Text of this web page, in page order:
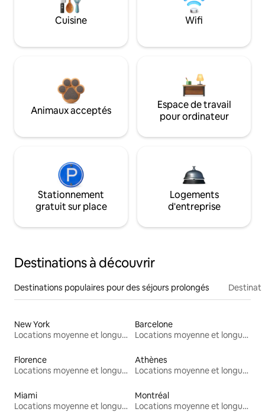
Cuisine Wifi
Animaux acceptés
Espace de travail
pour ordinateur
Stationnement
gratuit sur place
Logements
d'entreprise
Destinations à découvrir
Destinations populaires pour des séjours prolongés
New York
Locations moyenne et longue durée
Barcelone
Locations moyenne et longue durée
Florence
Locations moyenne et longue durée
Athènes
Locations moyenne et longue durée
Miami
Locations moyenne et longue durée
Montréal
Locations moyenne et longue durée